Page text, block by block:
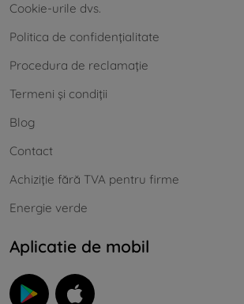
Cookie-urile dvs.
Politica de confidențialitate
Procedura de reclamație
Termeni și condiții
Blog
Contact
Achiziție fără TVA pentru firme
Energie verde
Aplicatie de mobil